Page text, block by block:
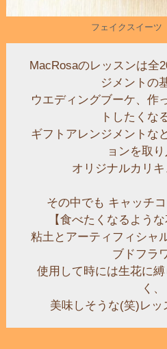
フェイクスイーツ
MacRosaのレッスンは全
ジメントの
ウエディングブーケ、作
トしたくな
ギフトアレンジメントな
ョンを取
オリジナルカリキ
その中でも キャッチ
【食べたくなるよう
粘土とアーティフィシャ
ブドフラ
使用して時には生花に
く、
美味しそうな(笑)レッ